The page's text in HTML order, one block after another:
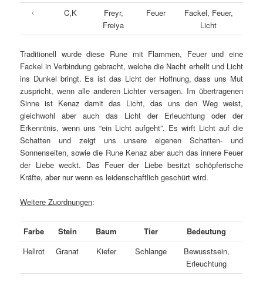
ᚲ
C,K
Freyr,
Freiya
Feuer
Fackel, Feuer,
Licht
Traditionell wurde diese Rune mit Flammen, Feuer und eine
Fackel in Verbindung gebracht, welche die Nacht erhellt und Licht
ins Dunkel bringt. Es ist das Licht der Hoffnung, dass uns Mut
zuspricht, wenn alle anderen Lichter versagen. Im übertragenen
Sinne ist Kenaz damit das Licht, das uns den Weg weist,
gleichwohl aber auch das Licht der Erleuchtung oder der
Erkenntnis, wenn uns “ein Licht aufgeht”. Es wirft Licht auf die
Schatten und zeigt uns unsere eigenen Schatten- und
Sonnenseiten, sowie die Rune Kenaz aber auch das innere Feuer
der Liebe weckt. Das Feuer der Liebe besitzt schöpferische
Kräfte, aber nur wenn es leidenschaftlich geschürt wird.
Weitere Zuordnungen:
Farbe Stein Baum Tier
Bedeutung
Hellrot
Granat Kiefer Schlange
Bewusstsein,
Erleuchtung